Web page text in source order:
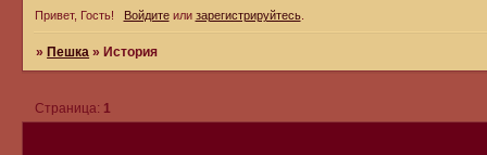
Привет, Гость! Войдитеили зарегистрируйтесь.
» Пешка » История
Страница: 1